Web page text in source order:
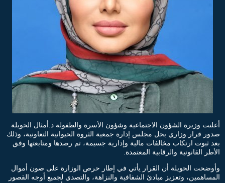
أعلنت وزيرة الشؤون الاجتماعية وشؤون الأسرة والطفولة د.أمثال الحويلة
صدور قرار وزاري بحل مجلس إدارة جمعية الثروة الحيوانية التعاونية، وذلك
بعد ثبوت ارتكاب مخالفات مالية وإدارية جسيمة، تم رصدها ومتابعتها وفق
الأطر القانونية والرقابية المعتمدة.
وأوضحت الحويلة أن القرار يأتي في إطار حرص الوزارة على صون أموال
المساهمين، وتعزيز مبادئ الشفافية والنزاهة، والتصدي لجميع أوجه القصور